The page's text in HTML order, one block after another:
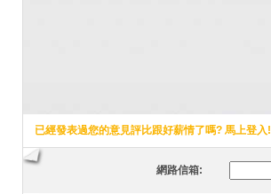
已經發表過您的意見評比跟好薪情了嗎? 馬上登入!
網路信箱: